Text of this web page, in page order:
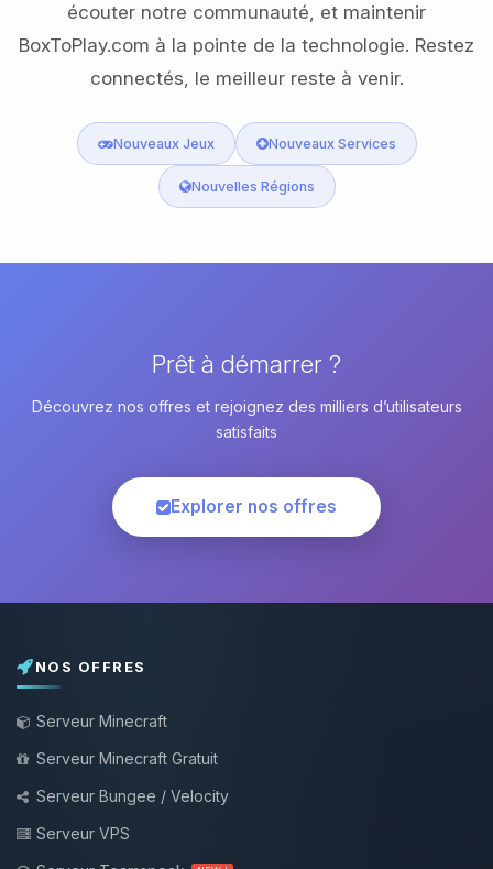
écouter notre communauté, et maintenir
BoxToPlay.com à la pointe de la technologie. Restez
connectés, le meilleur reste à venir.
Nouveaux Jeux Nouveaux Services
Nouvelles Régions
Prêt à démarrer ?
Découvrez nos offres et rejoignez des milliers d’utilisateurs
satisfaits
Explorer nos offres
NOS OFFRES
Serveur Minecraft
Serveur Minecraft Gratuit
Serveur Bungee / Velocity
Serveur VPS